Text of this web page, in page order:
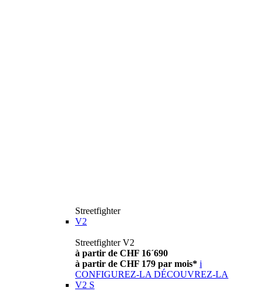
Streetfighter
V2
Streetfighter V2
à partir de CHF 16´690
à partir de CHF 179 par mois* i
CONFIGUREZ-LA DÉCOUVREZ-LA
V2 S